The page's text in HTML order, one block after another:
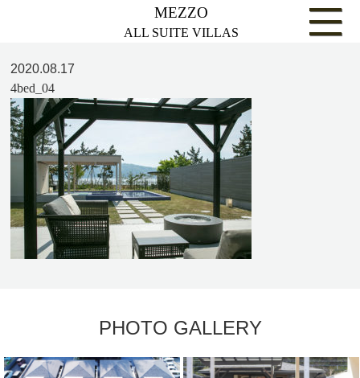
MEZZO
ALL SUITE VILLAS
2020.08.17
4bed_04
PHOTO GALLERY